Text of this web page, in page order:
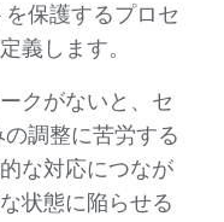
保護するプロセ
義します。
クがないと、セ
調整に苦労する
な対応につなが
状態に陥らせる